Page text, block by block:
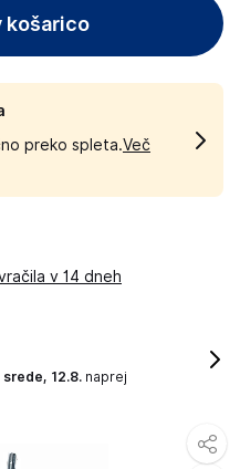
košarico
preko spleta.Več
v 14 dneh
srede, 12.8. naprej